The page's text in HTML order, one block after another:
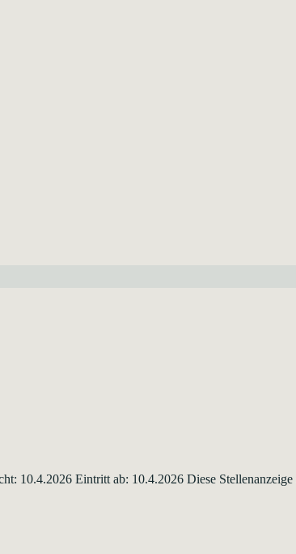
10.4.2026 Eintritt ab: 10.4.2026 Diese